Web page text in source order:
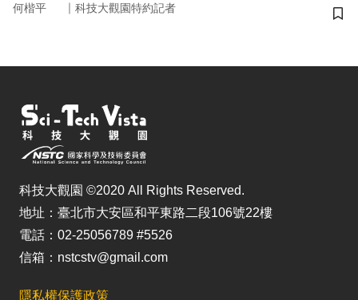
何楷平 ｜ 科技大觀園特約記者
儲
科技大觀園 ©2020 All Rights Reserved.
地址：臺北市大安區和平東路二段106號22樓
電話：02-25056789 #5526
信箱：nstcstv@gmail.com
隱私權保護政策